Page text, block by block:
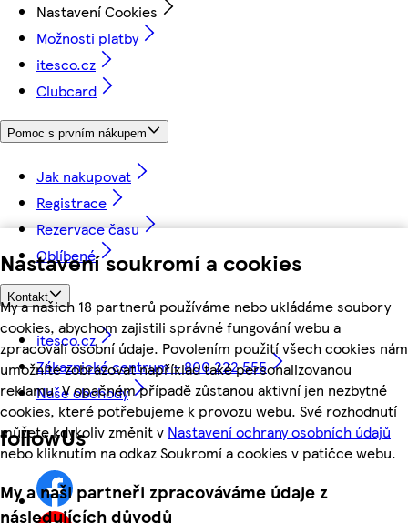
Nastavení soukromí a cookies
My a našich 18 partnerů používáme nebo ukládáme soubory
cookies, abychom zajistili správné fungování webu a
zpracovali osobní údaje. Povolením použití všech cookies nám
umožníte zobrazovat například také personalizovanou
reklamu. V opačném případě zůstanou aktivní jen nezbytné
cookies, které potřebujeme k provozu webu. Své rozhodnutí
můžete kdykoliv změnit v Nastavení ochrany osobních údajů
nebo kliknutím na odkaz Soukromí a cookies v patičce webu.
My a naši partneři zpracováváme údaje z
následujících důvodů
Nastavení Cookies
Možnosti platby
itesco.cz
Clubcard
Pomoc s prvním nákupem
Jak nakupovat
Registrace
Rezervace času
Oblíbené
Kontakt
itesco.cz
Zákaznické centrum - 800 222 555
Naše obchody
followUs